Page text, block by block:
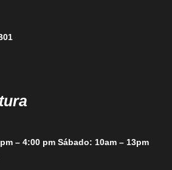
– 4:00 pm Sábado: 10am – 13pm